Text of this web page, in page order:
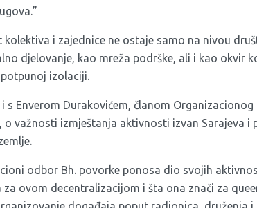
i zajednice ne ostaje samo na nivou
djelovanje, kao mreža podrške, ali i kao okvir
izolaciji.
s Enverom Durakovićem, članom
o važnosti izmještanja aktivnosti izvan Sarajeva i
odbor Bh. povorke ponosa dio svojih
ovom decentralizacijom i šta ona znači za